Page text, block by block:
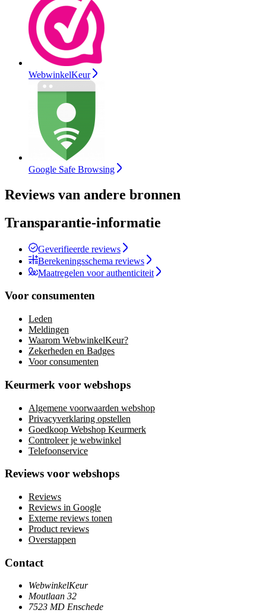
WebwinkelKeur
Google Safe Browsing
Reviews van andere bronnen
Transparantie-informatie
Geverifieerde reviews
Berekeningsschema reviews
Maatregelen voor authenticiteit
Voor consumenten
Leden
Meldingen
Waarom WebwinkelKeur?
Zekerheden en Badges
Voor consumenten
Keurmerk voor webshops
Algemene voorwaarden webshop
Privacyverklaring opstellen
Goedkoop Webshop Keurmerk
Controleer je webwinkel
Telefoonservice
Reviews voor webshops
Reviews
Reviews in Google
Externe reviews tonen
Product reviews
Overstappen
Contact
WebwinkelKeur
Moutlaan 32
7523 MD Enschede